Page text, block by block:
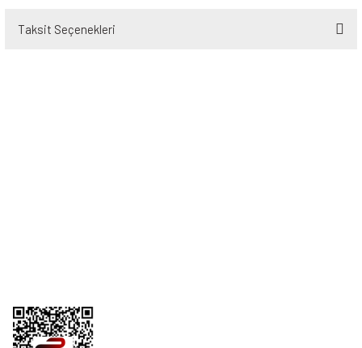
Taksit Seçenekleri